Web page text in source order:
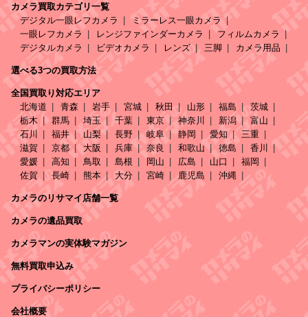
カメラ買取カテゴリ一覧
デジタル一眼レフカメラ
ミラーレス一眼カメラ
一眼レフカメラ
レンジファインダーカメラ
フィルムカメラ
デジタルカメラ
ビデオカメラ レンズ 三脚 カメラ用品
選べる3つの買取方法
全国買取り対応エリア
北海道
青森 岩手 宮城 秋田 山形 福島
茨城
栃木
群馬 埼玉 千葉 東京 神奈川 新潟
富山
石川
福井 山梨 長野 岐阜 静岡 愛知
三重
滋賀
京都 大阪 兵庫 奈良 和歌山 徳島
香川
愛媛
高知 鳥取 島根 岡山 広島 山口
福岡
佐賀
長崎 熊本 大分 宮崎 鹿児島 沖縄
カメラのリサマイ店舗一覧
カメラの遺品買取
カメラマンの実体験マガジン
無料買取申込み
プライバシーポリシー
会社概要